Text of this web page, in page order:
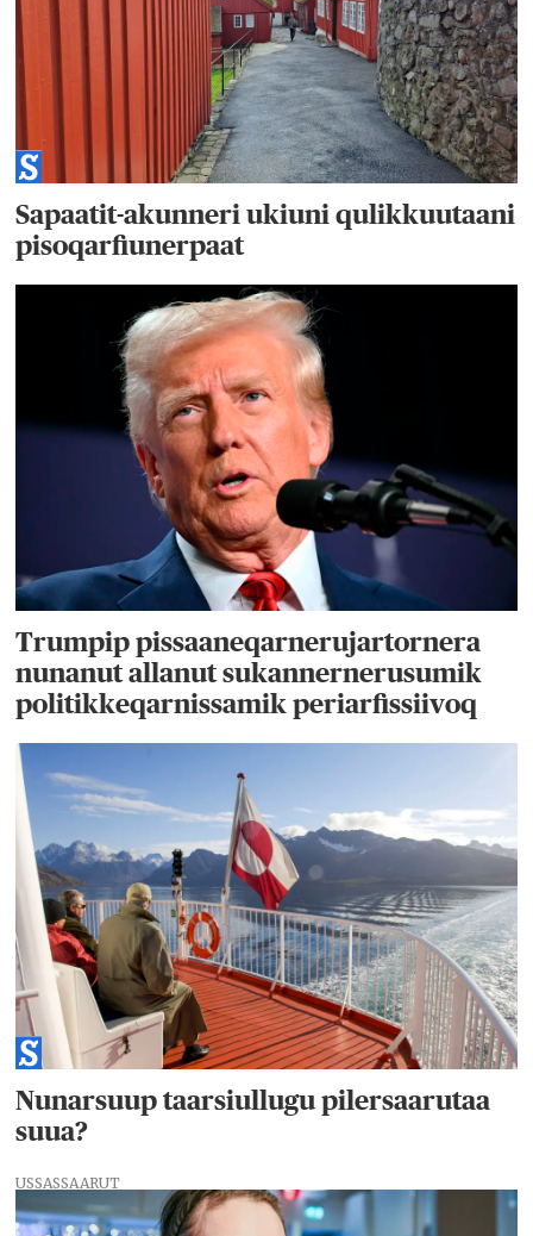
Sapaatit-akunneri ukiuni qulikkuutaani
pisoqarfiunerpaat
Trumpip pissaaneqarnerujartornera
nunanut allanut sukannernerusumik
politikkeqarnissamik periarfissiivoq
Nunarsuup taarsiullugu pilersaarutaa
suua?
USSASSAARUT